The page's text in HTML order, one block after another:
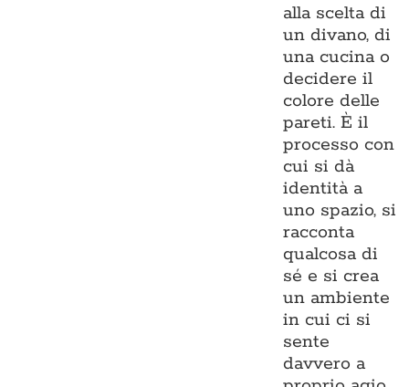
alla scelta di
un divano, di
una cucina o
decidere il
colore delle
pareti. È il
processo con
cui si dà
identità a
uno spazio, si
racconta
qualcosa di
sé e si crea
un ambiente
in cui ci si
sente
davvero a